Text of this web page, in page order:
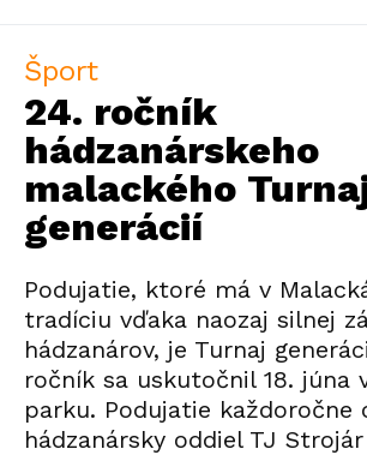
Šport
24. ročník
hádzanárskeho
malackého
generácií
Podujatie, ktoré má v
tradíciu vďaka naozaj silnej
hádzanárov, je Turnaj
ročník sa uskutočnil 18. júna
parku. Podujatie každoročne
hádzanársky oddiel TJ